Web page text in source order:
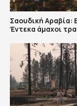
Σαουδική Αραβία:
Έντεκα άμαχοι